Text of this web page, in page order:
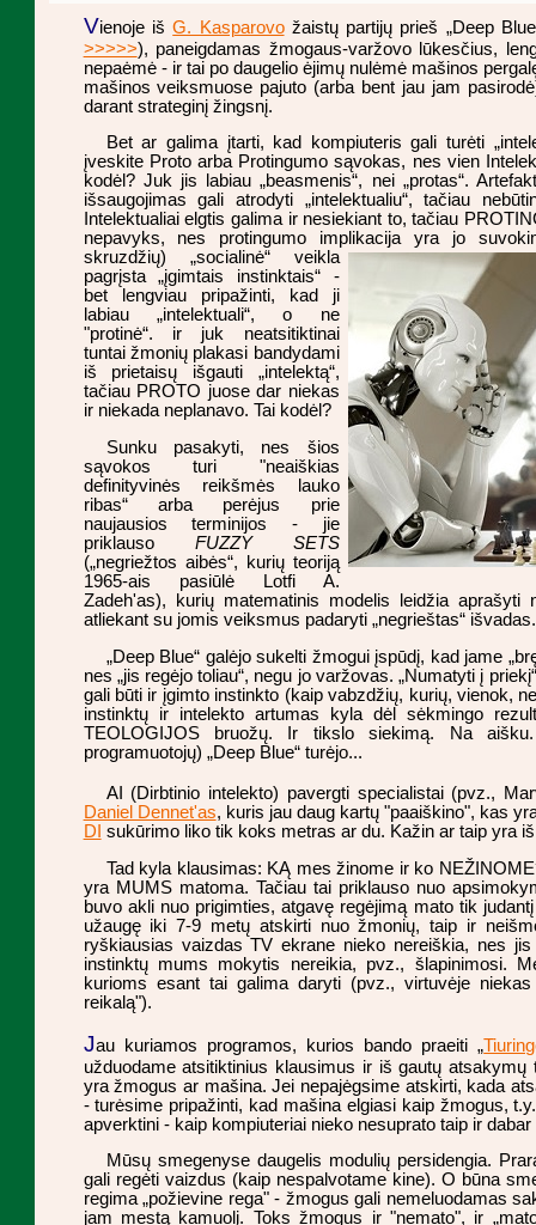
Vienoje išG. Kasparovožaistų partijų prieš „Deep
>>>>>), paneigdamas žmogaus-varžovo lūkesčius,
nepaėmė - ir tai po daugelio ėjimų nulėmė mašinos
mašinos veiksmuose pajuto (arba bent jau jam
darant strateginį žingsnį.
Bet ar galima įtarti, kad kompiuteris gali turėti
įveskite Proto arba Protingumo sąvokas, nes vien
kodėl? Juk jis labiau „beasmenis“, nei „protas“.
išsaugojimas gali atrodyti „intelektualiu“, tačiau
Intelektualiai elgtis galima ir nesiekiant to, tačiau
nepavyks, nes protingumo implikacija yra jo
skruzdžių) „socialinė“ veikla
pagrįsta „įgimtais instinktais“ -
bet lengviau pripažinti, kad ji
labiau „intelektuali“, o ne
"protinė“. ir juk neatsitiktinai
tuntai žmonių plakasi bandydami
iš prietaisų išgauti „intelektą“,
tačiau PROTO juose dar niekas
ir niekada neplanavo. Tai kodėl?
Sunku pasakyti, nes šios
sąvokos turi "neaiškias
definityvinės reikšmės lauko
ribas“ arba perėjus prie
naujausios terminijos - jie
priklauso FUZZY SETS
(„negriežtos aibės“, kurių teoriją
1965-ais pasiūlė Lotfi A.
Zadeh'as), kurių matematinis modelis leidžia
atliekant su jomis veiksmus padaryti „negrieštas“ išvadas.
„Deep Blue“ galėjo sukelti žmogui įspūdį, kad jame
nes „jis regėjo toliau“, negu jo varžovas. „Numatyti į
gali būti ir įgimto instinkto (kaip vabzdžių, kurių, vienok,
instinktų ir intelekto artumas kyla dėl sėkmingo
TEOLOGIJOS bruožų. Ir tikslo siekimą. Na
programuotojų) „Deep Blue“ turėjo...
AI (Dirbtinio intelekto) pavergti specialistai (pvz.,
Daniel Dennet'as, kuris jau daug kartų "paaiškino", kas
DI sukūrimo liko tik koks metras ar du. Kažin ar taip yra
Tad kyla klausimas: KĄ mes žinome ir ko
yra MUMS matoma. Tačiau tai priklauso nuo
buvo akli nuo prigimties, atgavę regėjimą mato tik
užaugę iki 7-9 metų atskirti nuo žmonių, taip ir
ryškiausias vaizdas TV ekrane nieko nereiškia, nes
instinktų mums mokytis nereikia, pvz., šlapinimosi.
kurioms esant tai galima daryti (pvz., virtuvėje
reikalą").
Jau kuriamos programos, kurios bando praeiti „
užduodame atsitiktinius klausimus ir iš gautų
yra žmogus ar mašina. Jei nepajėgsime atskirti, kada
- turėsime pripažinti, kad mašina elgiasi kaip žmogus,
apverktini - kaip kompiuteriai nieko nesuprato taip ir dabar
Mūsų smegenyse daugelis modulių persidengia.
gali regėti vaizdus (kaip nespalvotame kine). O būna
regima „požievine rega" - žmogus gali nemeluodamas
jam mestą kamuolį. Toks žmogus ir "nemato", ir